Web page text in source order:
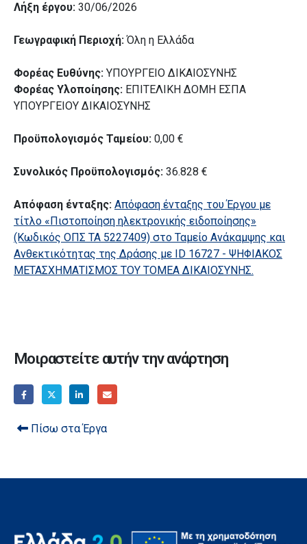
Λήξη έργου: 30/06/2026
Γεωγραφική Περιοχή:Όλη η Ελλάδα
Φορέας Ευθύνης: ΥΠΟΥΡΓΕΙΟ ΔΙΚΑΙΟΣΥΝΗΣ
Φορέας Υλοποίησης: ΕΠΙΤΕΛΙΚΗ ΔΟΜΗ ΕΣΠΑ
ΥΠΟΥΡΓΕΙΟΥ ΔΙΚΑΙΟΣΥΝΗΣ
Προϋπολογισμός Ταμείου: 0,00 €
Συνολικός Προϋπολογισμός: 36.828 €
Απόφαση ένταξης: Απόφαση ένταξης του Έργου με
τίτλο «Πιστοποίηση ηλεκτρονικής ειδοποίησης»
(Κωδικός ΟΠΣ ΤΑ 5227409) στο Ταμείο Ανάκαμψης και
Ανθεκτικότητας της Δράσης με ID 16727 - ΨΗΦΙΑΚΟΣ
ΜΕΤΑΣΧΗΜΑΤΙΣΜΟΣ ΤΟΥ ΤΟΜΕΑ ΔΙΚΑΙΟΣΥΝΗΣ.
Μοιραστείτε αυτήν την ανάρτηση
Πίσω στα Έργα